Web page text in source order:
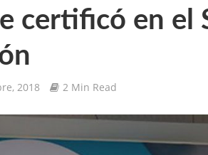
certificó en el
2018 2 Min Read